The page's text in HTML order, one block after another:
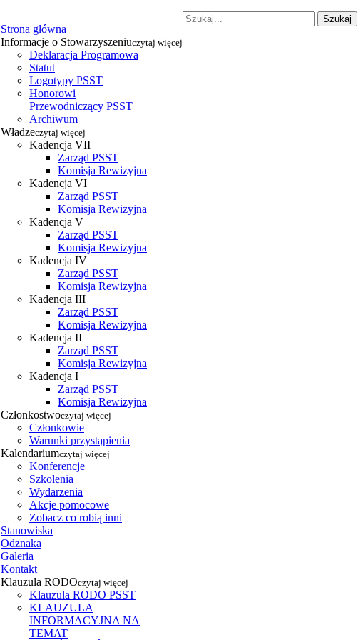
Szukaj
Strona główna
Informacje o Stowarzyszeniuczytaj więcej
Deklaracja Programowa
Statut
Logotypy PSST
Honorowi
Przewodniczący PSST
Archiwum
Władzeczytaj więcej
Kadencja VII
Zarząd PSST
Komisja Rewizyjna
Kadencja VI
Zarząd PSST
Komisja Rewizyjna
Kadencja V
Zarząd PSST
Komisja Rewizyjna
Kadencja IV
Zarząd PSST
Komisja Rewizyjna
Kadencja III
Zarząd PSST
Komisja Rewizyjna
Kadencja II
Zarząd PSST
Komisja Rewizyjna
Kadencja I
Zarząd PSST
Komisja Rewizyjna
Członkostwoczytaj więcej
Członkowie
Warunki przystąpienia
Kalendariumczytaj więcej
Konferencje
Szkolenia
Wydarzenia
Akcje pomocowe
Zobacz co robią inni
Stanowiska
Odznaka
Galeria
Kontakt
Klauzula RODOczytaj więcej
Klauzula RODO PSST
KLAUZULA
INFORMACYJNA NA
TEMAT